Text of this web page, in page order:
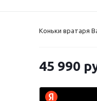
Коньки вратаря
45 990